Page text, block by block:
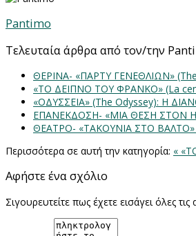
Pantimo
Τελευταία άρθρα από τον/την
ΘΕΡΙΝΑ- «ΠΑΡΤΥ ΓΕΝΕΘΛΙΩΝ»
«ΤΟ ΔΕΙΠΝΟ ΤΟΥ ΦΡΑΝΚΟ» (La
«ΟΔΥΣΣΕΙΑ» (The Odyssey): Η
ΕΠΑΝΕΚΔΟΣΗ- «ΜΙΑ ΘΕΣΗ ΣΤΟΝ
ΘΕΑΤΡΟ- «ΤΑΚΟΥΝΙΑ ΣΤΟ
Περισσότερα σε αυτή την κατηγορία: «
Αφήστε ένα σχόλιο
Σιγουρευτείτε πως έχετε εισάγει όλες